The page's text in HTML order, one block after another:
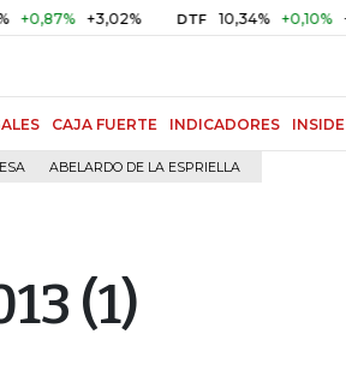
+3,02% DTF 10,34% +0,10% +0,98%
CAJA FUERTE INDICADORES INSIDE
ABELARDO DE LA ESPRIELLA
(1)